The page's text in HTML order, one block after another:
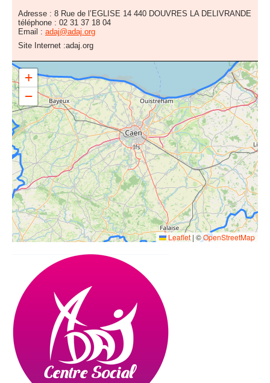
Adresse : 8 Rue de l’EGLISE 14 440 DOUVRES LA DELIVRANDE
téléphone : 02 31 37 18 04
Email : adaj@adaj.org
Site Internet :adaj.org
8 RUE DE L'EGLISE 14440 DOUVRES LA DELIVRANDE
+
−
Leaflet | ©OpenStreetMap